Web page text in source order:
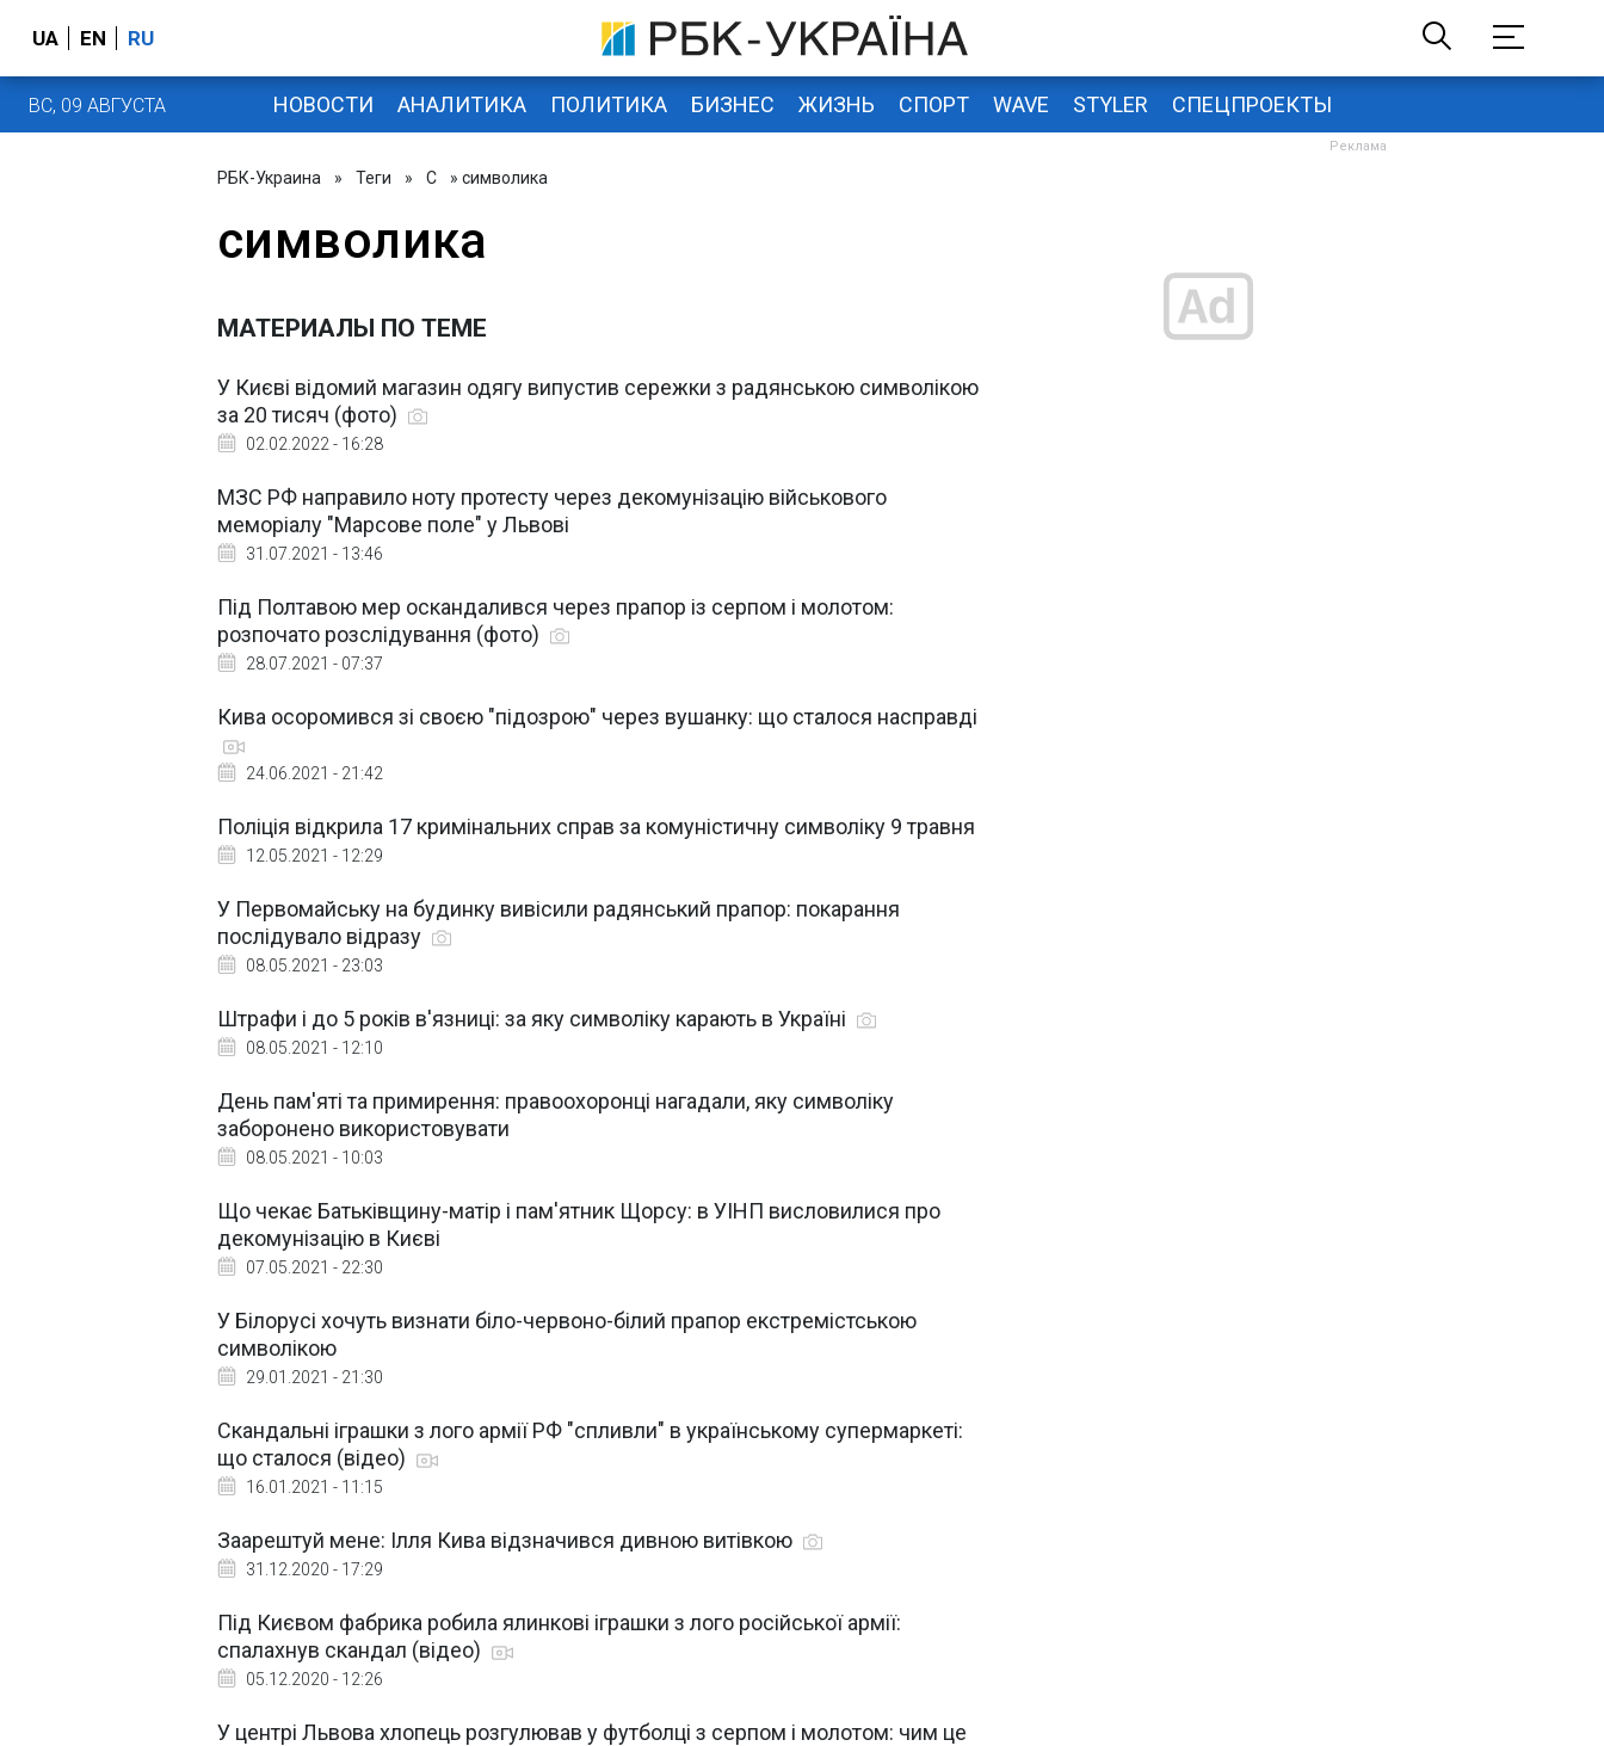
UA EN RU
ВС, 09 АВГУСТА НОВОСТИ АНАЛИТИКА ПОЛИТИКА БИЗНЕС ЖИЗНЬ СПОРТ WAVE STYLER СПЕЦПРОЕКТЫ
РБК-Украина » Теги » С » символика
символика
МАТЕРИАЛЫ ПО ТЕМЕ
У Києві відомий магазин одягу випустив сережки з радянською символікою
за 20 тисяч (фото)
02.02.2022 - 16:28
МЗС РФ направило ноту протесту через декомунізацію військового
меморіалу "Марсове поле" у Львові
31.07.2021 - 13:46
Під Полтавою мер оскандалився через прапор із серпом і молотом:
розпочато розслідування (фото)
28.07.2021 - 07:37
Кива осоромився зі своєю "підозрою" через вушанку: що сталося насправді
24.06.2021 - 21:42
Поліція відкрила 17 кримінальних справ за комуністичну символіку 9 травня
12.05.2021 - 12:29
У Первомайську на будинку вивісили радянський прапор: покарання
послідувало відразу
08.05.2021 - 23:03
Штрафи і до 5 років в'язниці: за яку символіку карають в Україні
08.05.2021 - 12:10
День пам'яті та примирення: правоохоронці нагадали, яку символіку
заборонено використовувати
08.05.2021 - 10:03
Що чекає Батьківщину-матір і пам'ятник Щорсу: в УІНП висловилися про
декомунізацію в Києві
07.05.2021 - 22:30
У Білорусі хочуть визнати біло-червоно-білий прапор екстремістською
символікою
29.01.2021 - 21:30
Скандальні іграшки з лого армії РФ "спливли" в українському супермаркеті:
що сталося (відео)
16.01.2021 - 11:15
Заарештуй мене: Ілля Кива відзначився дивною витівкою
31.12.2020 - 17:29
Під Києвом фабрика робила ялинкові іграшки з лого російської армії:
спалахнув скандал (відео)
05.12.2020 - 12:26
У центрі Львова хлопець розгулював у футболці з серпом і молотом: чим це